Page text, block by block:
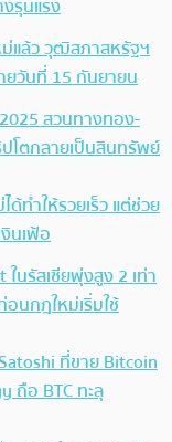
รุนแรง
ม่แล้ว วุฒิสภาสหรัฐฯ
วันที่ 15 กันยายน
สวนทางทอง-
โตกลายเป็นสินทรัพย์
ทำให้รวยเร็ว แต่ช่วย
นเฟ้อ
นรัสเซียพุ่งสูง 2 เท่า
นกฎใหม่เริ่มใช้
ที่ขาย Bitcoin
ถือ BTC ทะลุ